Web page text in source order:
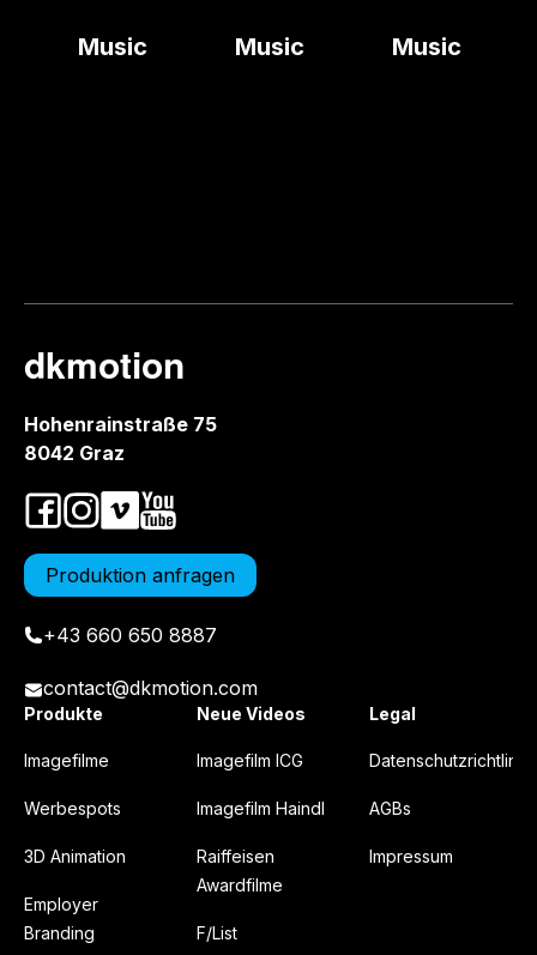
Music Music Music
dkmotion
Hohenrainstraße 75
8042 Graz
Produktion anfragen
+43 660 650 8887
contact@dkmotion.com
Produkte
Imagefilme
Werbespots
3D Animation
Employer
Branding
Neue Videos
Imagefilm ICG
Imagefilm Haindl
Raiffeisen
Awardfilme
F/List
Legal
AGBs
Impressum